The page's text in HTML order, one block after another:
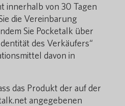
innerhalb von 30 Tagen
die Vereinbarung
Sie Pocketalk über
des Verkäufers“
davon in
das Produkt der auf der
angegebenen